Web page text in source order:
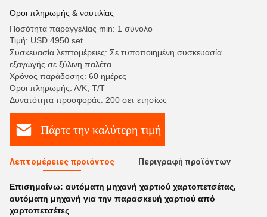
Όροι πληρωμής & ναυτιλίας
Ποσότητα παραγγελίας min: 1 σύνολο
Τιμή: USD 4950 set
Συσκευασία λεπτομέρειες: Σε τυποποιημένη συσκευασία
εξαγωγής σε ξύλινη παλέτα
Χρόνος παράδοσης: 60 ημέρες
Όροι πληρωμής: Λ/Κ, Τ/Τ
Δυνατότητα προσφοράς: 200 σετ ετησίως
Πάρτε την καλύτερη τιμή
Λεπτομέρειες προιόντος Περιγραφή προϊόντων
Επισημαίνω: αυτόματη μηχανή χαρτιού χαρτοπετσέτας,
αυτόματη μηχανή για την παρασκευή χαρτιού από
χαρτοπετσέτες